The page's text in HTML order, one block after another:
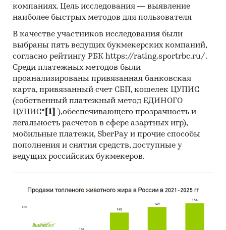
Информация, собранная BusinesStat:
показатели розничной торговли бытовой
отопительной техникой
оценки экспертов рынка бытовой техники
Категории: Россия
Электрообогреватели
Потребительские товары / ... /
Электроприборы / Электроприборы для
обогрева
Отопительные электрические приборы
компаниях. Цель исследования — выявление
наиболее быстрых методов для пользователя
В качестве участников исследования были
выбраны пять ведущих букмекерских компаний,
согласно рейтингу РБК https://rating.sportrbc.ru/.
Среди платежных методов были
проанализированы привязанная банковская
карта, привязанный счет СБП, кошелек ЦУПИС
(собственный платежный метод ЕДИНОГО
ЦУПИС* [1]
),обеспечивающего прозрачность и
легальность расчетов в сфере азартных игр),
мобильные платежи, SberPay и прочие способы
пополнения и снятия средств, доступные у
ведущих российских букмекеров.